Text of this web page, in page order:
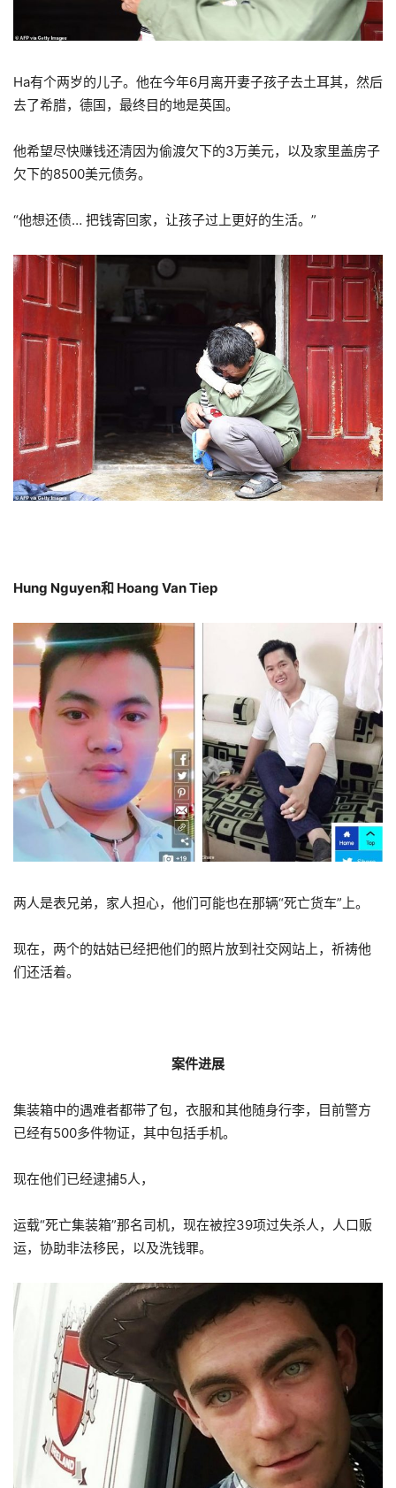
Ha有个两岁的儿子。他在今年6月离开妻子孩子去土耳其，然后
去了希腊，德国，最终目的地是英国。
他希望尽快赚钱还清因为偷渡欠下的3万美元，以及家里盖房子
欠下的8500美元债务。
“他想还债… 把钱寄回家，让孩子过上更好的生活。 ”
Hung Nguyen和 Hoang Van Tiep
两人是表兄弟，家人担心，他们可能也在那辆“死亡货车”上。
现在，两个的姑姑已经把他们的照片放到社交网站上，祈祷他
们还活着。
案件进展
集装箱中的遇难者都带了包，衣服和其他随身行李，目前警方
已经有500多件物证，其中包括手机。
现在他们已经逮捕5人，
运载“死亡集装箱”那名司机，现在被控39项过失杀人，人口贩
运，协助非法移民，以及洗钱罪。